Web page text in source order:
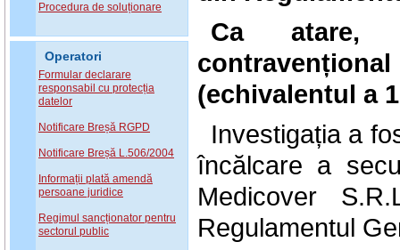
Procedura de soluționare
Operatori
Formular declarare
responsabil cu protecția
datelor
Notificare Breșă RGPD
Notificare Breșă L.506/2004
Informații plată amendă
persoane juridice
Regimul sancționator pentru
sectorul public
Ca atare,
(echivalentul a
Investigația a
încălcare a
Medicover
Regulamentul